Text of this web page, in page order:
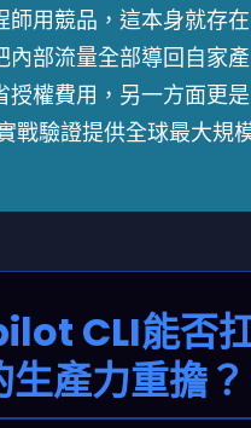
師用競品，這本身就存在
內部流量全部導回自家產
授權費用，另一方面更是
戰驗證提供全球最大規
CLI能否
產力重擔？